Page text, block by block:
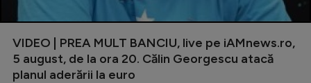
VIDEO | PREA MULT BANCIU, live pe iAMnews.ro,
5 august, de la ora 20. Călin Georgescu atacă
planul aderării la euro